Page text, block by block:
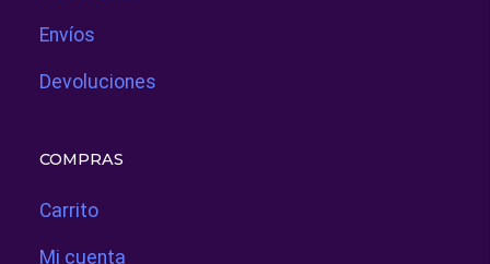
Envíos
Devoluciones
COMPRAS
Carrito
Mi cuenta